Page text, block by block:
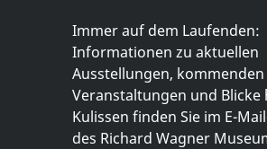
Immer auf dem Laufenden:
Informationen zu aktuellen
Ausstellungen, kommenden
Veranstaltungen und Blicke
Kulissen finden Sie im E-
des Richard Wagner